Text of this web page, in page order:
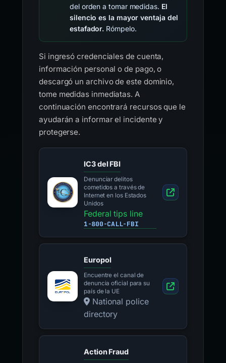
del orden a tomar medidas. El
silencio es la mayor ventaja del
estafador. Rómpelo.
Si ingresó credenciales de cuenta,
información personal o de pago, o
descargó un archivo de este dominio,
tome medidas inmediatas. A
continuación encontrará recursos que le
ayudarán a informar el incidente y
protegerse.
IC3 del FBI
Denunciar delitos
cometidos a través de
Internet en los Estados
Unidos
Federal tips line
1-800-CALL-FBI
Europol
Encuentre el canal de
denuncia oficial para su
país de la UE
National police
directory
Action Fraud